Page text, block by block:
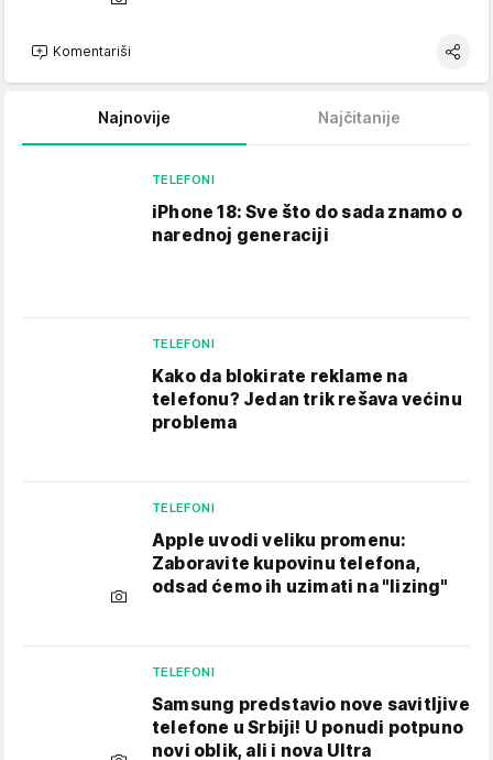
Komentariši
Najnovije Najčitanije
TELEFONI
iPhone 18: Sve što do sada znamo o
narednoj generaciji
TELEFONI
Kako da blokirate reklame na
telefonu​? Jedan trik rešava većinu
problema
TELEFONI
Apple uvodi veliku promenu:
Zaboravite kupovinu telefona,
odsad ćemo ih uzimati na "lizing"
TELEFONI
Samsung predstavio nove savitljive
telefone u Srbiji! U ponudi potpuno
novi oblik, ali i nova Ultra